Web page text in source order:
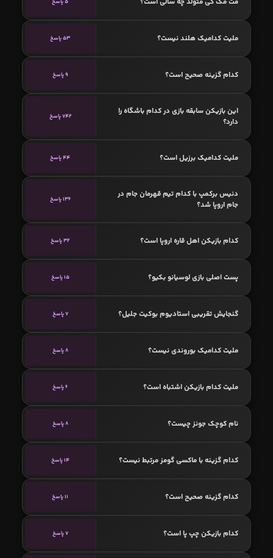
5 پاسخ
ملیت کدامیک هلند نیست؟ 53 پاسخ
کدام گزینه صحیح است؟ 9 پاسخ
این بازیکن سابقه بازی در کدام باشگاه را
دارد؟
742 پاسخ
ملیت کدامیک برزیل است؟ 44 پاسخ
دنیس برکمپ با کدام تیم قهرمان جام در
جام اروپا شد؟
136 پاسخ
کدام بازیکن اهل قاره اروپا است؟ 32 پاسخ
پست اصلی بازی لوسیانو بکیو؟ 15 پاسخ
گنجایش تقریبی استادیوم بوکیت جلیل؟ 7 پاسخ
ملیت کدامیک بوروندی نیست؟ 8 پاسخ
ملیت کدام بازیکن اشتباه است؟ 6 پاسخ
نام کوچک جونز چیست؟ 8 پاسخ
کدام گزینه با ماکسی گومز مرتبط نیست؟ 14 پاسخ
کدام گزینه صحیح است؟ 11 پاسخ
کدام بازیکن چپ پا است؟ 7 پاسخ